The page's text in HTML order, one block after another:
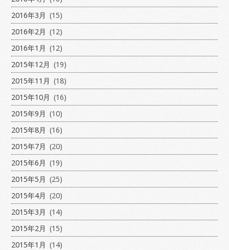
2016年3月 (15)
2016年2月 (12)
2016年1月 (12)
2015年12月 (19)
2015年11月 (18)
2015年10月 (16)
2015年9月 (10)
2015年8月 (16)
2015年7月 (20)
2015年6月 (19)
2015年5月 (25)
2015年4月 (20)
2015年3月 (14)
2015年2月 (15)
2015年1月 (14)